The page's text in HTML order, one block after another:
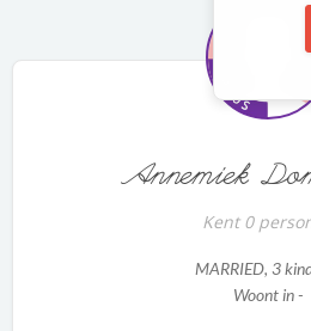
Annemiek
Kent 0
MARRIED, 3
Woont in -